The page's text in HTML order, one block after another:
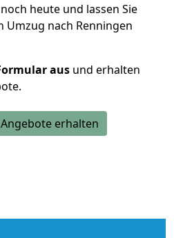
heute und lassen Sie
Umzug nach Renningen
aus und erhalten
erhalten